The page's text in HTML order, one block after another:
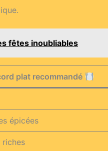
fêtes inoubliables
plat recommandé
épicées
riches